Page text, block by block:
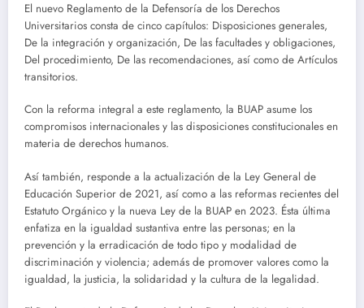
El nuevo Reglamento de la Defensoría de los Derechos
Universitarios consta de cinco capítulos: Disposiciones generales,
De la integración y organización, De las facultades y obligaciones,
Del procedimiento, De las recomendaciones, así como de Artículos
transitorios.
Con la reforma integral a este reglamento, la BUAP asume los
compromisos internacionales y las disposiciones constitucionales en
materia de derechos humanos.
Así también, responde a la actualización de la Ley General de
Educación Superior de 2021, así como a las reformas recientes del
Estatuto Orgánico y la nueva Ley de la BUAP en 2023. Ésta última
enfatiza en la igualdad sustantiva entre las personas; en la
prevención y la erradicación de todo tipo y modalidad de
discriminación y violencia; además de promover valores como la
igualdad, la justicia, la solidaridad y la cultura de la legalidad.